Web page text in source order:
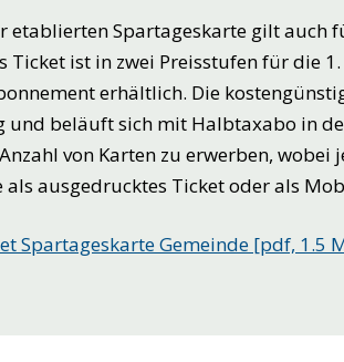
etablierten Spartageskarte gilt auch
Ticket ist in zwei Preisstufen für die
erhältlich. Die
und beläuft sich mit Halbtaxabo in
von Karten zu erwerben, wobei
als ausgedrucktes Ticket oder als
Spartageskarte Gemeinde [pdf, 1.5